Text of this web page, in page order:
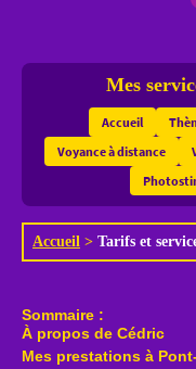
Mes
Accueil
Voyance à distance
Accueil > Tarifs et
Sommaire :
À propos de Cédric
Mes prestations à